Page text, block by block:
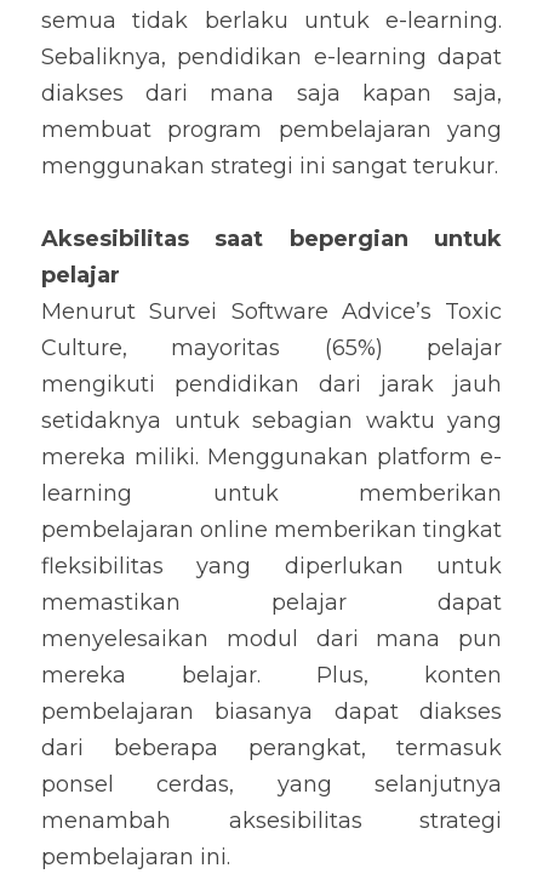
semua tidak berlaku untuk e-learning.
Sebaliknya, pendidikan e-learning dapat
diakses dari mana saja kapan saja,
membuat program pembelajaran yang
menggunakan strategi ini sangat terukur.
Aksesibilitas saat bepergian untuk
pelajar
Menurut Survei Software Advice’s Toxic
Culture, mayoritas (65%) pelajar
mengikuti pendidikan dari jarak jauh
setidaknya untuk sebagian waktu yang
mereka miliki. Menggunakan platform e-
learning untuk memberikan
pembelajaran online memberikan tingkat
fleksibilitas yang diperlukan untuk
memastikan pelajar dapat
menyelesaikan modul dari mana pun
mereka belajar. Plus, konten
pembelajaran biasanya dapat diakses
dari beberapa perangkat, termasuk
ponsel cerdas, yang selanjutnya
menambah aksesibilitas strategi
pembelajaran ini.